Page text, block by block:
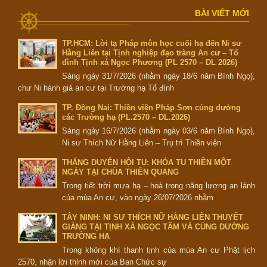
BÀI VIẾT MỚI
TP.HCM: Lời tạ Pháp môn học cuối hạ đến Ni sư
Hằng Liên tại Tịnh nghiệp đạo tràng An cư – Tổ
đình Tịnh xá Ngọc Phương (PL 2570 – DL 2026)
Sáng ngày 31/7/2026 (nhằm ngày 18/6 năm Bính Ngọ),
chư Ni hành giả an cư tại Trường hạ Tổ đình
TP. Đồng Nai: Thiền viện Pháp Sơn cúng dường
các Trường hạ (PL.2570 – DL.2026)
Sáng ngày 16/7/2026 (nhằm ngày 03/6 năm Bính Ngọ),
Ni sư Thích Nữ Hằng Liên – Trụ trì Thiền viện
THẮNG DUYÊN HỘI TỤ: KHÓA TU THIỀN MỘT
NGÀY TẠI CHÙA THIÊN QUANG
Trong tiết trời mưa hạ – hoà trong năng lượng an lành
của mùa An cư, vào ngày 26/07/2026 nhằm
TÂY NINH: NI SƯ THÍCH NỮ HẰNG LIÊN THUYẾT
GIẢNG TẠI TỊNH XÁ NGỌC TÂM VÀ CÚNG DƯỜNG
TRƯỜNG HẠ
Trong không khí thanh tịnh của mùa An cư Phật lịch
2570, nhận lời thỉnh mời của Ban Chức sự